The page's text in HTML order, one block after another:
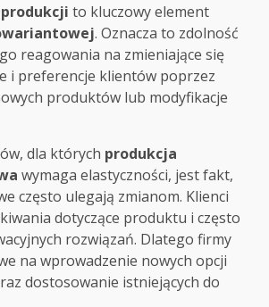
to kluczowy element
. Oznacza to zdolność
reagowania na zmieniające się
i preferencje klientów poprzez
produktów lub modyfikacje
dla których produkcja
wymaga elastyczności, jest fakt,
często ulegają zmianom. Klienci
dotyczące produktu i często
rozwiązań. Dlatego firmy
na wprowadzenie nowych opcji
dostosowanie istniejących do